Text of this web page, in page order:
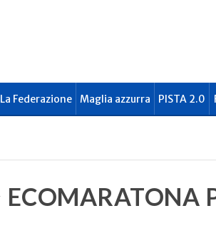
La Federazione Maglia azzurra PISTA 2.0